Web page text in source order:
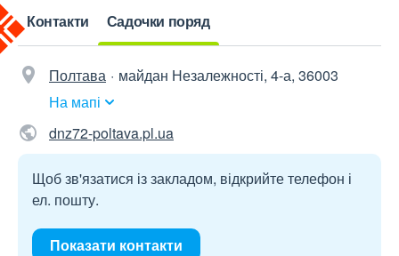
Контакти Садочки поряд
Полтава
майдан Незалежності, 4-а, 36003
На мапі
dnz72-poltava.pl.ua
Щоб зв'язатися із закладом, відкрийте телефон і
ел. пошту.
Показати контакти